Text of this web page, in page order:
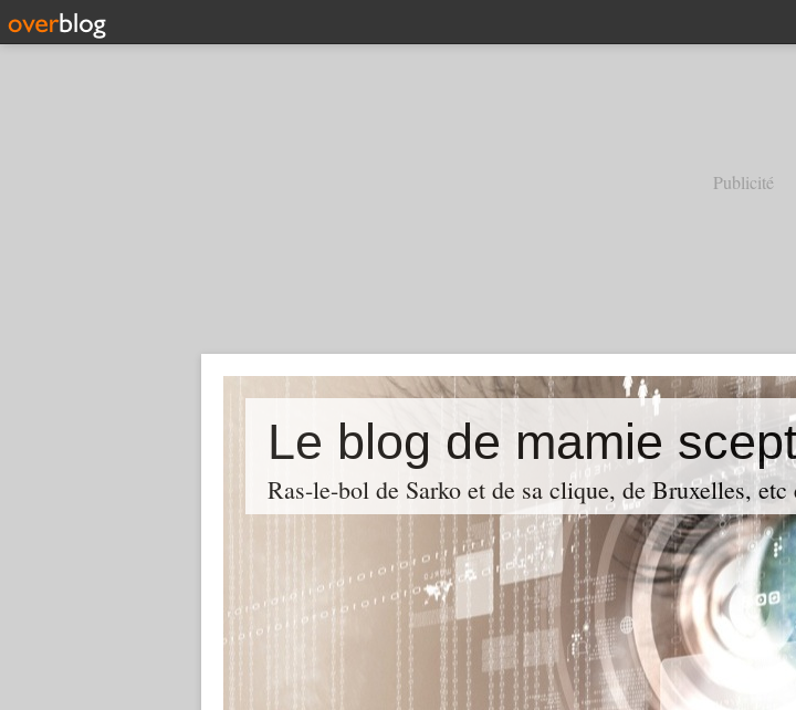
Publicité
Le blog de mamie
Ras-le-bol de Sarko et de sa clique, de Bruxelles,